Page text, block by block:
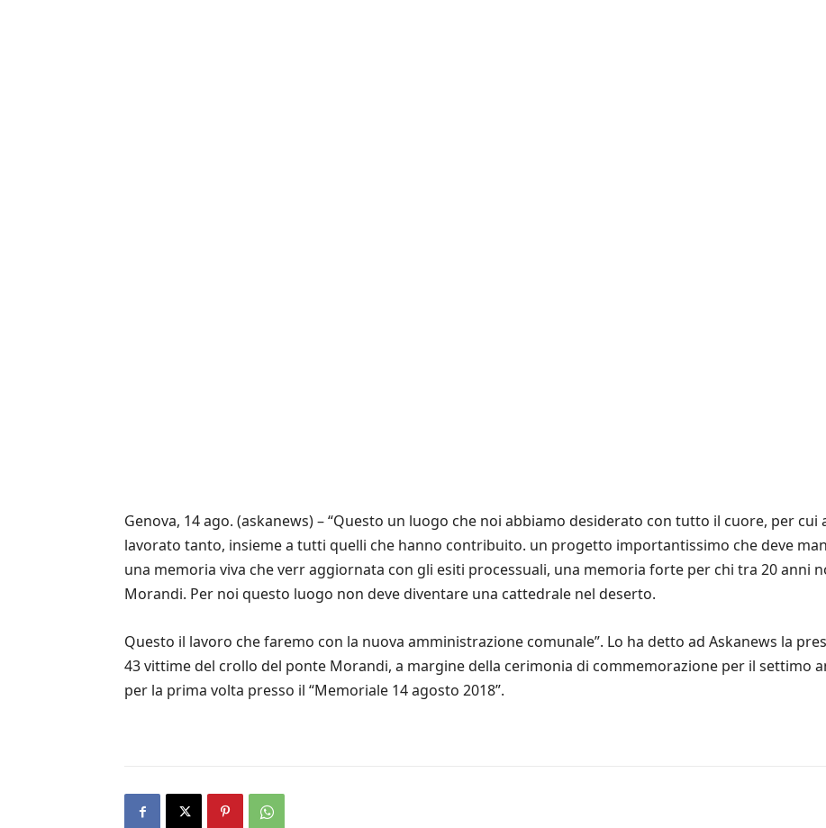
Genova, 14 ago. (askanews) – “Questo un luogo che noi abbiamo desiderato con tutto il cuore, per
lavorato tanto, insieme a tutti quelli che hanno contribuito. un progetto importantissimo che deve
una memoria viva che verr aggiornata con gli esiti processuali, una memoria forte per chi tra 20 anni
Morandi. Per noi questo luogo non deve diventare una cattedrale nel deserto.
Questo il lavoro che faremo con la nuova amministrazione comunale”. Lo ha detto ad Askanews la
43 vittime del crollo del ponte Morandi, a margine della cerimonia di commemorazione per il settimo
per la prima volta presso il “Memoriale 14 agosto 2018”.